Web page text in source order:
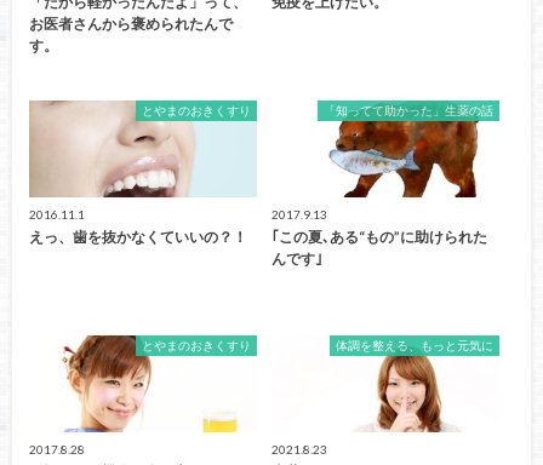
お医者さんから褒められたんで
す。
とやまのおきくすり
2016.11.1
えっ、歯を抜かなくていいの？！
「知ってて助かった」生薬の話
2017.9.13
｢この夏､ある“もの”に助けられた
んです｣
とやまのおきくすり
2017.8.28
体調を整える、もっと元気に
2021.8.23